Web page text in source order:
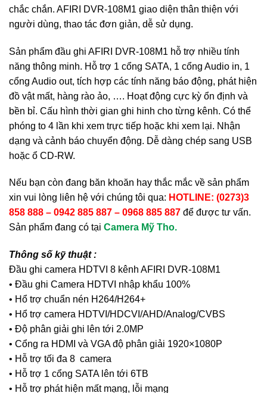
chắc chắn. AFIRI DVR-108M1 giao diện thân thiện với
người dùng, thao tác đơn giản, dễ sử dụng.
Sản phẩm đầu ghi AFIRI DVR-108M1 hỗ trợ nhiều tính
năng thông minh. Hỗ trợ 1 cổng SATA, 1 cổng Audio in, 1
cổng Audio out, tích hợp các tính năng báo động, phát hiện
đồ vật mất, hàng rào ảo, …. Hoạt động cực kỳ ổn định và
bền bỉ. Cấu hình thời gian ghi hinh cho từng kênh. Có thể
phóng to 4 lần khi xem trực tiếp hoặc khi xem lại. Nhận
dạng và cảnh báo chuyển động. Dễ dàng chép sang USB
hoặc ổ CD-RW.
Nếu bạn còn đang băn khoăn hay thắc mắc về sản phẩm
xin vui lòng liên hệ với chúng tôi qua: HOTLINE: (0273)3
858 888 – 0942 885 887 – 0968 885 887 để được tư vấn.
Sản phẩm đang có tại Camera Mỹ Tho.
Thông số kỹ thuật :
Đầu ghi camera HDTVI 8 kênh AFIRI DVR-108M1
• Đầu ghi Camera HDTVI nhập khẩu 100%
• Hổ trợ chuẩn nén H264/H264+
• Hổ trợ camera HDTVI/HDCVI/AHD/Analog/CVBS
• Độ phân giải ghi lên tới 2.0MP
• Cổng ra HDMI và VGA độ phân giải 1920×1080P
• Hỗ trợ tối đa 8 camera
• Hỗ trợ 1 cổng SATA lên tới 6TB
• Hỗ trợ phát hiện mất mạng, lỗi mạng